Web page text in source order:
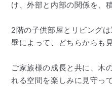
け、外部と内部の関係を、
2階の子供部屋とリビング
壁によって、どちらからも
ご家族様の成長と共に、木
れる空間を楽しみに見守っ